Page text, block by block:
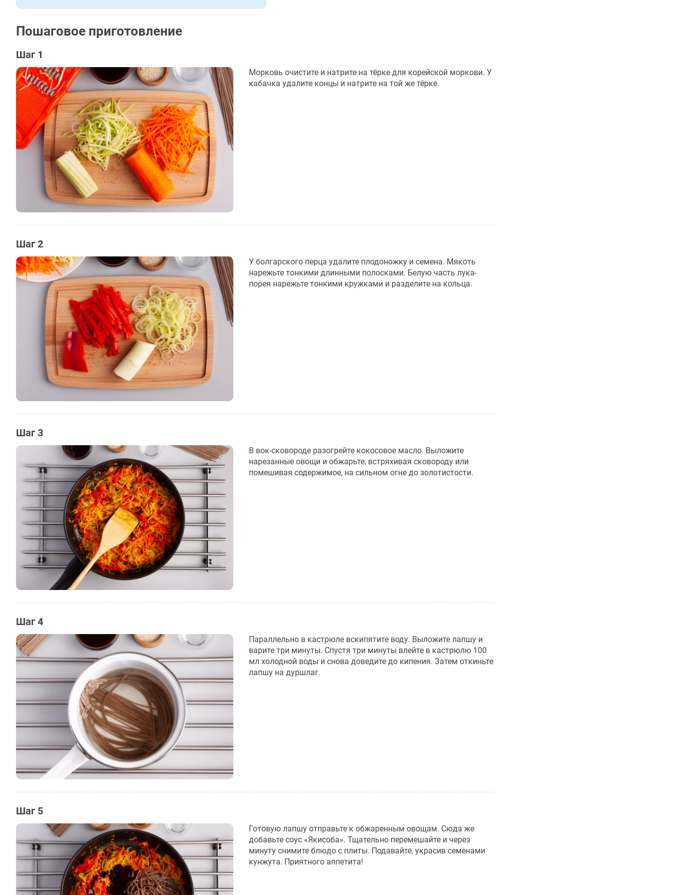
Пошаговое приготовление
Шаг 1
Морковь очистите и натрите на тёрке для корейской моркови. У
кабачка удалите концы и натрите на той же тёрке.
Шаг 2
У болгарского перца удалите плодоножку и семена. Мякоть
нарежьте тонкими длинными полосками. Белую часть лука-
порея нарежьте тонкими кружками и разделите на кольца.
Шаг 3
В вок-сковороде разогрейте кокосовое масло. Выложите
нарезанные овощи и обжарьте, встряхивая сковороду или
помешивая содержимое, на сильном огне до золотистости.
Шаг 4
Параллельно в кастрюле вскипятите воду. Выложите лапшу и
варите три минуты. Спустя три минуты влейте в кастрюлю 100
мл холодной воды и снова доведите до кипения. Затем откиньте
лапшу на дуршлаг.
Шаг 5
Готовую лапшу отправьте к обжаренным овощам. Сюда же
добавьте соус «Якисоба». Тщательно перемешайте и через
минуту снимите блюдо с плиты. Подавайте, украсив семенами
кунжута. Приятного аппетита!